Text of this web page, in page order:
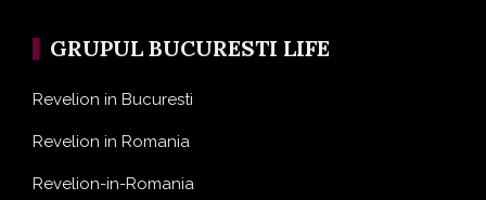
GRUPUL BUCURESTI LIFE
Revelion in Bucuresti
Revelion in Romania
Revelion-in-Romania